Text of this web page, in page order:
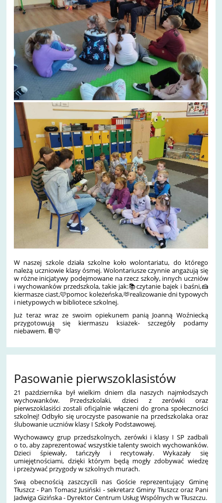
W naszej szkole działa szkolne koło wolontariatu, do którego
należą uczniowie klasy ósmej. Wolontariusze czynnie angażują się
w różne inicjatywy podejmowane na rzecz szkoły, innych uczniów
i wychowanków przedszkola, takie jak:📚czytanie bajek i baśni,🍰
kiermasze ciast,🩷pomoc koleżeńska,🫶realizowanie dni typowych
i nietypowych w bibliotece szkolnej.
Już teraz wraz ze swoim opiekunem panią Joanną Woźniecką
przygotowują się kiermaszu ksiażek- szczegóły podamy
niebawem. 📔🩷
Pasowanie pierwszoklasistów
21 pażdziernika był wielkim dniem dla naszych najmłodszych
wychowanków. Przedszkolaki, dzieci z zerówki oraz
pierwszoklasiści zostali oficjalnie włączeni do grona społeczności
szkolnej! Odbyło się uroczyste pasowanie na przedszkolaka oraz
ślubowanie uczniów klasy I Szkoły Podstawowej.
Wychowawcy grup przedszkolnych, zerówki i klasy I SP zadbali
o to, aby zaprezentować wszystkie talenty swoich wychowanków.
Dzieci śpiewały, tańczyły i recytowały. Wykazały się
umiejętnościami, dzięki którym będą mogły zdobywać wiedzę
i przeżywać przygody w szkolnych murach.
Swą obecnością zaszczycili nas Goście reprezentujący Gminę
Tłuszcz - Pan Tomasz Jusiński - sekretarz Gminy Tłuszcz oraz Pani
Jadwiga Gizińska - Dyrektor Centrum Usług Wspólnych w Tłuszczu.